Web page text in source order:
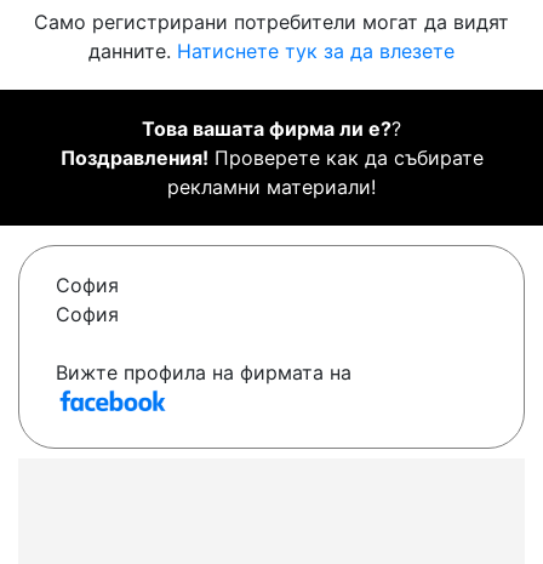
Само регистрирани потребители могат да видят
данните. Натиснете тук за да влезете
Това вашата фирма ли е??
Поздравления! Проверете как да събирате
рекламни материали!
София
София
Вижте профила на фирмата на